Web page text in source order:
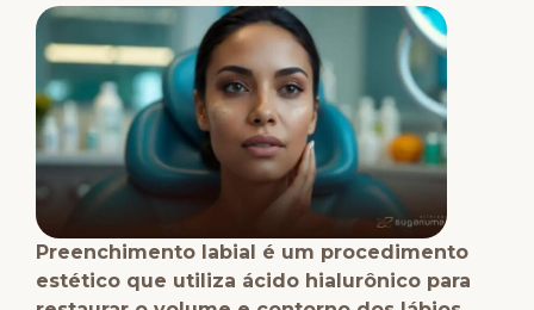
Preenchimento labial é um procedimento
estético que utiliza ácido hialurônico para